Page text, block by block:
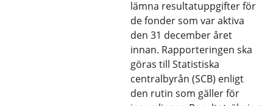
lämna resultatuppgifter för
de fonder som var aktiva
den 31 december året
innan. Rapporteringen ska
göras till Statistiska
centralbyrån (SCB) enligt
den rutin som gäller för